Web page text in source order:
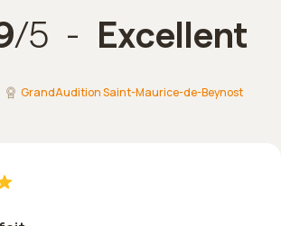
/5 - Excellent
GrandAudition Saint-Maurice-de-Beynost